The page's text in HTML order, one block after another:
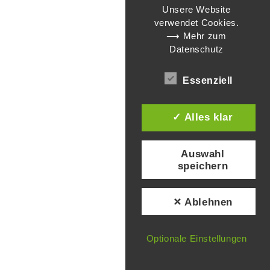
Unsere Website
verwendet Cookies.
⟶ Mehr zum
Datenschutz
Essenziell
✓ Alles klar
Auswahl
speichern
✕ Ablehnen
Optionale Einstellungen